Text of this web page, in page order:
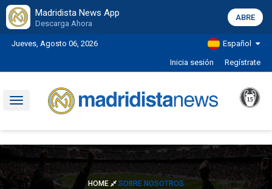
Madridista News App
Descarga Ahora
ABRE
Jueves, Agosto 06, 2026 Español
Inicia sesión Regístrate
Toggle
HOME SOBRE NOSOTROS